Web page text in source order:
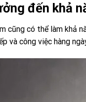
đến khả
cũng có thể làm khả
và công việc hàng